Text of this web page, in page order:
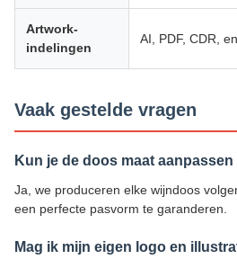
Artwork-
indelingen
AI, PDF, CDR,
Vaak gestelde vragen
Kun je de doos maat
Ja, we produceren elke wijndoos
een perfecte pasvorm te garanderen.
Mag ik mijn eigen logo en